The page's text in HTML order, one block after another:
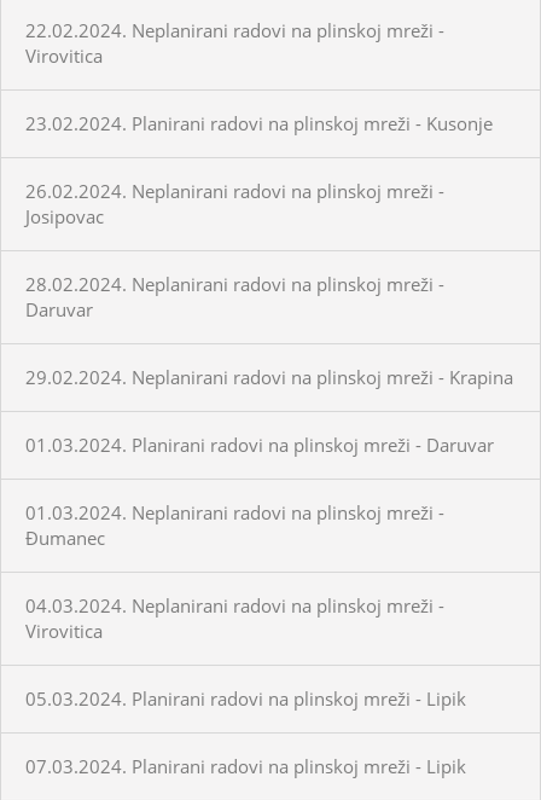
22.02.2024. Neplanirani radovi na plinskoj mreži -
Virovitica
23.02.2024. Planirani radovi na plinskoj mreži - Kusonje
26.02.2024. Neplanirani radovi na plinskoj mreži -
Josipovac
28.02.2024. Neplanirani radovi na plinskoj mreži -
Daruvar
29.02.2024. Neplanirani radovi na plinskoj mreži - Krapina
01.03.2024. Planirani radovi na plinskoj mreži - Daruvar
01.03.2024. Neplanirani radovi na plinskoj mreži -
Đumanec
04.03.2024. Neplanirani radovi na plinskoj mreži -
Virovitica
05.03.2024. Planirani radovi na plinskoj mreži - Lipik
07.03.2024. Planirani radovi na plinskoj mreži - Lipik